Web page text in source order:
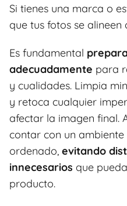
Si tienes una marca o
que tus fotos se alineen
Es fundamental
adecuadamente para
y cualidades. Limpia
y retoca cualquier
afectar la imagen final.
contar con un
ordenado, evitando
innecesarios que
producto.